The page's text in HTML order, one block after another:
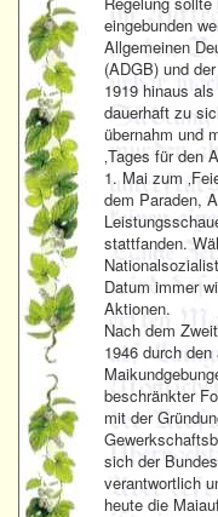
eingebunden
Allgemeinen
(ADGB) und
1919 hinaus
dauerhaft zu
übernahm und
‚Tages für den
1. Mai zum
dem Paraden,
stattfanden.
Datum immer
Aktionen.
Nach dem
1946 durch
beschränkter
mit der
sich der
verantwortlich
heute die